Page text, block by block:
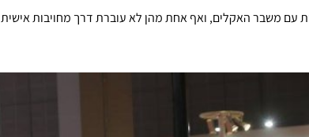
עם משבר האקלים, ואף אחת מהן לא עוברת דרך מחויבות אישית